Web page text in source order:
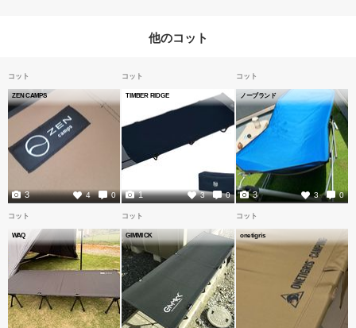
他のコット
コット
ZEN CAMPS
4 0
3
コット
TIMBER RIDGE
3 0
1
コット
ノーブランド
3 0
3
コット
WAQ
コット
GIMMICK
コット
onetigris